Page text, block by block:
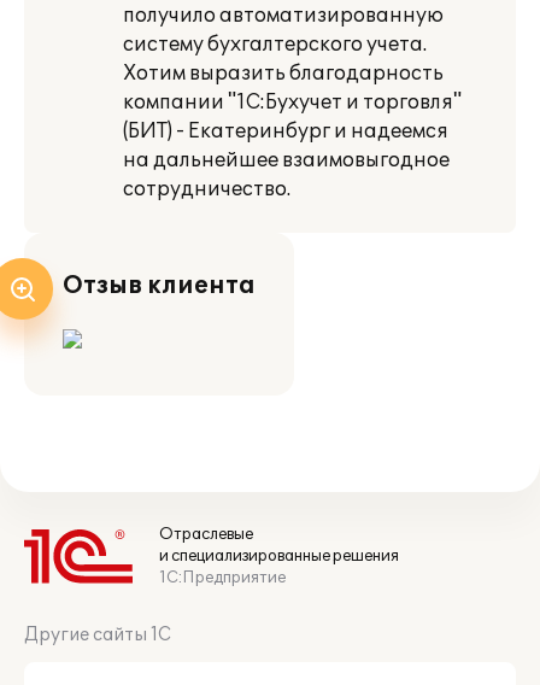
получило автоматизированную
систему бухгалтерского учета.
Хотим выразить благодарность
компании "1С:Бухучет и торговля"
(БИТ) - Екатеринбург и надеемся
на дальнейшее взаимовыгодное
сотрудничество.
Отзыв клиента
Отраслевые
и специализированные решения
1С:Предприятие
Другие сайты 1С